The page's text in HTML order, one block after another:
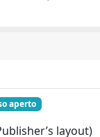
aperto
layout)